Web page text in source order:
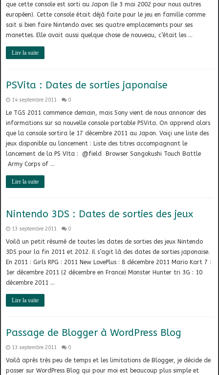
que cette console est sorti au Japon (le 3 mai 2002 pour nous autres
européen). Cette console était déjà faite pour le jeu en famille comme
sait si bien faire Nintendo avec ses quatre emplacements pour ses
manettes. Elle avait aussi quelque chose de nouveau, c’était les …
Lire la suite
PSVita : Dates de sorties japonaise
14 septembre 2011 0
Le TGS 2011 commence demain, mais Sony vient de nous annoncer des
informations sur sa nouvelle console portable PSVita. On apprend alors
que la console sortira le 17 décembre 2011 au Japon. Voiçi une liste des
jeux disponible au lancement : Liste des titres accompagnant le
lancement de la PS VIta : @field Browser Sangokushi Touch Battle
Army Corps of …
Lire la suite
Nintendo 3DS : Dates de sorties des jeux
13 septembre 2011 0
Voilà un petit résumé de toutes les dates de sorties des jeux Nintendo
3DS pour la fin 2011 et 2012. Il s’agit là des dates de sorties japonaise.
En 2011 : Girls RPG : 2011 New LovePlus : 8 décembre 2011 Mario Kart 7 :
1er décembre 2011 (2 décembre en France) Monster Hunter tri 3G : 10
décembre 2011 …
Lire la suite
Passage de Blogger à WordPress Blog
13 septembre 2011 0
Voilà après très peu de temps et les limitations de Blogger, je décide de
passer sur WordPress Blog qui pour moi est beaucoup plus simple et